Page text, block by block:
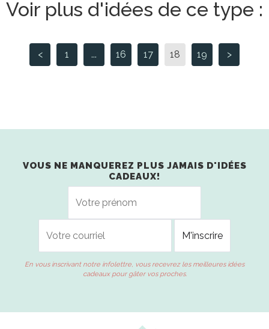
Voir plus d'idées de ce type :
< 1 ... 16 17 18 19 >
VOUS NE MANQUEREZ PLUS JAMAIS D'IDÉES
CADEAUX!
En vous inscrivant notre infolettre, vous recevrez les meilleures idées
cadeaux pour gâter vos proches.